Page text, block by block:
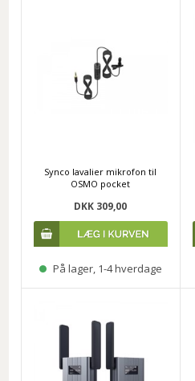
Synco lavalier mikrofon til
OSMO pocket
DKK 309,00
På lager, 1-4 hverdage